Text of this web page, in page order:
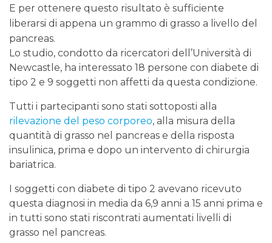
E per ottenere questo risultato è sufficiente
liberarsi di appena un grammo di grasso a livello del
pancreas.
Lo studio, condotto da ricercatori dell’Università di
Newcastle, ha interessato 18 persone con diabete di
tipo 2 e 9 soggetti non affetti da questa condizione.
Tutti i partecipanti sono stati sottoposti alla
rilevazione del peso corporeo, alla misura della
quantità di grasso nel pancreas e della risposta
insulinica, prima e dopo un intervento di chirurgia
bariatrica.
I soggetti con diabete di tipo 2 avevano ricevuto
questa diagnosi in media da 6,9 anni a 15 anni prima e
in tutti sono stati riscontrati aumentati livelli di
grasso nel pancreas.